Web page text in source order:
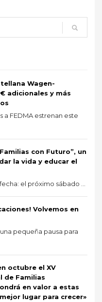
Wagen-
adicionales y más
a FEDMA estrenan este
con Futuro”, un
la vida y educar el
el próximo sábado ...
Volvemos en
pequeña pausa para
octubre el XV
de Familias
en valor a estas
lugar para crecer»